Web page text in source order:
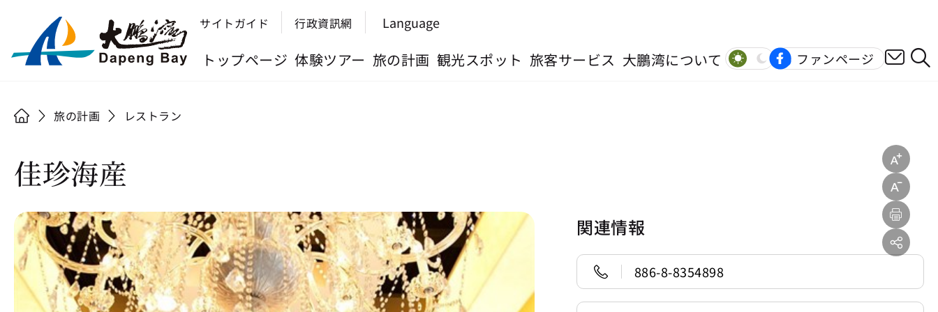
サイトガイド 行政資訊網 Language
トップページ 体験ツアー 旅の計画 観光スポット 旅客サービス 大鵬湾について ファンページ
旅の計画 レストラン
佳珍海産
関連情報
886-8-8354898